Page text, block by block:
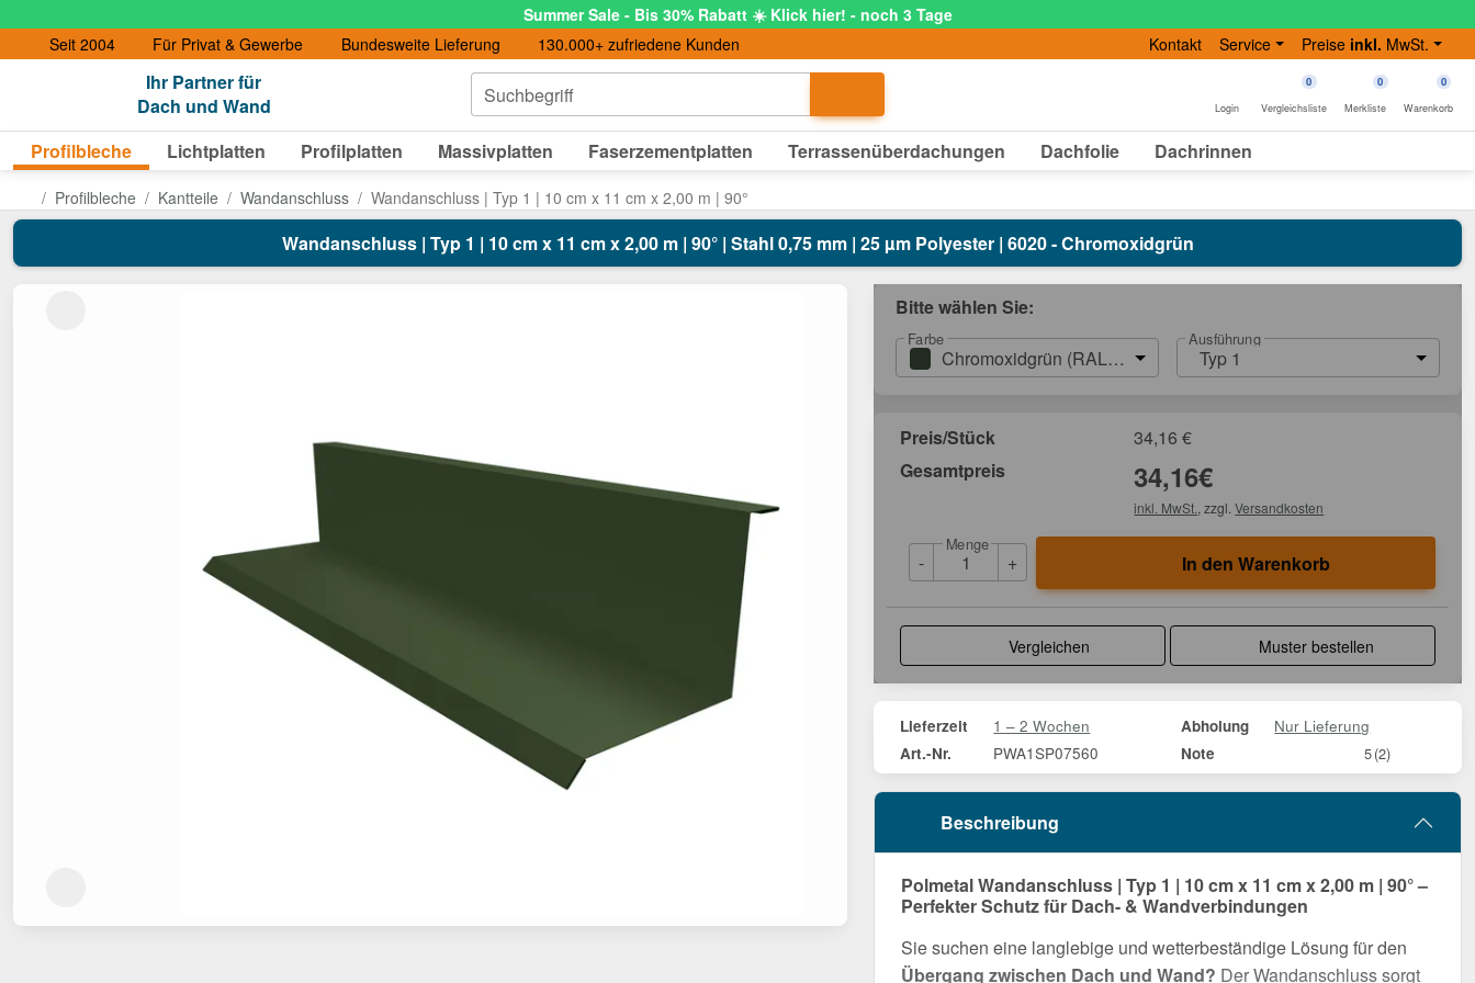
Summer Sale - Bis 30% Rabatt ☀️ Klick hier! - noch 3 Tage
Seit 2004
Für Privat & Gewerbe Bundesweite Lieferung 130.000+ zufriedene Kunden Kontakt Service Preise inkl. MwSt.
Ihr Partner für
Dach und Wand
Suchbegriff
Login
0
Vergleichsliste
0
Merkliste
0
Warenkorb
Profilbleche Lichtplatten Profilplatten Massivplatten Faserzementplatten Terrassenüberdachungen Dachfolie Dachrinnen
Profilbleche Kantteile Wandanschluss Wandanschluss | Typ 1 | 10 cm x 11 cm x 2,00 m | 90°
Wandanschluss | Typ 1 | 10 cm x 11 cm x 2,00 m | 90° | Stahl 0,75 mm | 25 µm Polyester | 6020 - Chromoxidgrün
Bitte wählen Sie:
Farbe
Chromoxidgrün (RAL 6020)
Ausführung
Typ 1
Preis/Stück 34,16 €
Gesamtpreis
34,16€
inkl. MwSt. , zzgl.Versandkosten
-
Menge
+ In den Warenkorb
Vergleichen Muster bestellen
Lieferzeit 1 – 2 Wochen Abholung Nur Lieferung
Art.-Nr. PWA1SP07560 Note 5(2)
Beschreibung
Polmetal Wandanschluss | Typ 1 | 10 cm x 11 cm x 2,00 m | 90° –
Perfekter Schutz für Dach- & Wandverbindungen
Sie suchen eine langlebige und wetterbeständige Lösung für den
Übergang zwischen Dach und Wand? Der Wandanschluss sorgt